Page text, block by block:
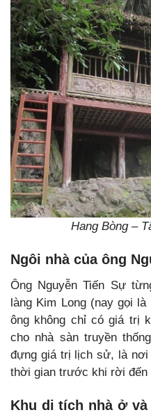
Hang Bòng –
Ngôi nhà của ông
Ông Nguyễn Tiến Sự
làng Kim Long (nay gọi
ông không chỉ có giá trị
cho nhà sàn truyền
đựng giá trị lịch sử, là nơi
thời gian trước khi rời đến
Khu di tích nhà ở và